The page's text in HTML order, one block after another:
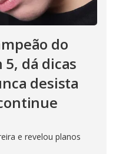
do
5, dá dicas
desista
e revelou planos